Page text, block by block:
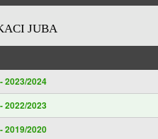
JUBA
2023/2024
2022/2023
2019/2020